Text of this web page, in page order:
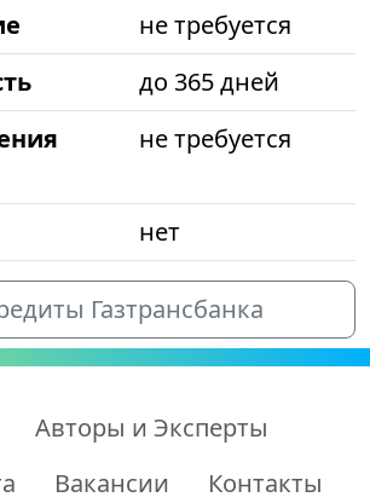
не требуется
до 365 дней
не требуется
нет
Газтрансбанка
Авторы и Эксперты
Вакансии Контакты